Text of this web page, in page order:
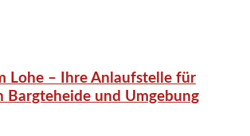
Lohe – Ihre Anlaufstelle für
Bargteheide und Umgebung